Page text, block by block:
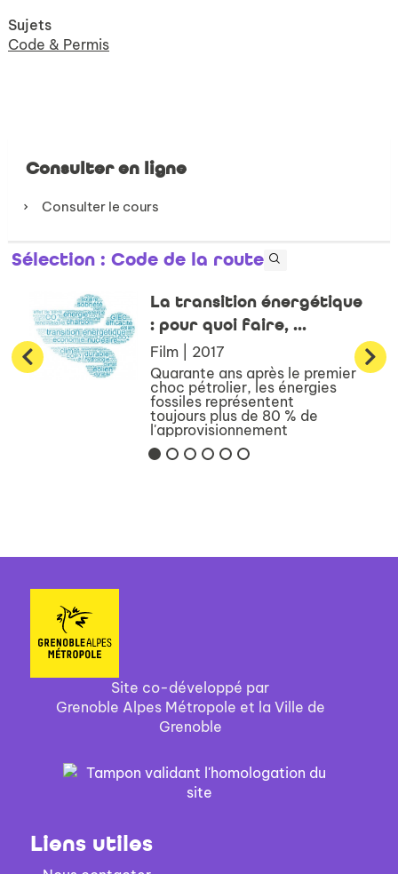
Sujets
Code & Permis
Consulter en ligne
Consulter le cours
Sélection : Code de la route
La transition énergétique
: pour quoi faire, ...
Film | 2017
Quarante ans après le premier
choc pétrolier, les énergies
fossiles représentent
toujours plus de 80 % de
l'approvisionnement
énergétique mondial. Or
l'horizon est aujourd'hui
Site co-développé par
Grenoble Alpes Métropole et la Ville de
Grenoble
Liens utiles